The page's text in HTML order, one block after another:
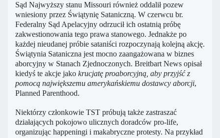
Sąd Najwyższy stanu Missouri również oddalił pozew
wniesiony przez Świątynię Sataniczną. W czerwcu br.
Federalny Sąd Apelacyjny odrzucił ich ostatnią próbę
zakwestionowania tego prawa stanowego. Jednakże po
każdej nieudanej próbie sataniści rozpoczynają kolejną akcję.
Świątynia Sataniczna jest mocno zaangażowana w biznes
aborcyjny w Stanach Zjednoczonych. Breitbart News opisał
kiedyś te akcje jako krucjatę proaborcyjną, aby przyjść z
pomocą największemu amerykańskiemu dostawcy aborcji,
Planned Parenthood.
Niektórzy członkowie TST próbują także zastraszać
działających pokojowo ulicznych doradców pro-life,
organizując happeningi i makabryczne protesty. Na przykład